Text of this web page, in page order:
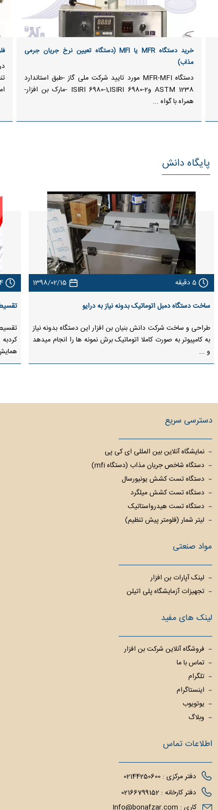
خرید دستگاه MFR یا MFI (دستگاه تعیین نرخ جریان جرمی
مذاب)
دستگاه MFR-MFI مورد تایید شرکت ملی گاز -طبق استاندارد
ASTM 1238 وISIRI 6980-1,ISIRI 6980-2 -مارک بن افزار-
همراه با گواه ...
پایگاه ‌دانش
5دقیقه
1398/02/15
ساخت دستگاه دمبل اتوماتیک بدونه نیاز به درایو
طراحی و ساخت شرکت دانش بنیان بن افزار این دستگاه بدونه نیاز
به کامپیوتر به صورت کاملا اتوماتیک برش نمونه ها را انجام میدهد
و ...
4
تقسیط
دسترسی سریع
نمایشگاه آنلاین بین المللی ای کی پی
دستگاه شاخص جریان مذاب (دستگاه mfi)
دستگاه تست کشش یونیورسال
دستگاه تست کشش میلگرد
دستگاه تست هیدرواستاتیک
لیتر شمار (فلومتر پیش تنظیم)
مواد صنعتی
لینک آپارات بن افزار
تجهیزات آزمایشگاه پلی اتیلن
لینک های مفید
فروشگاه آنلاین شرکت بن افزار
تماس با ما
تلگرام
اینستاگرام
یوتویوب
وبلاگ
اطلاعات تماس
دفتر مرکزی : 02144250600
دفتر کارخانه : 02166799152
کاری : Info@bonafzar.com